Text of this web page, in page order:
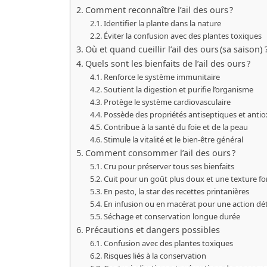
Comment reconnaître l’ail des ours ?
Identifier la plante dans la nature
Éviter la confusion avec des plantes toxiques
Où et quand cueillir l’ail des ours (sa saison)
Quels sont les bienfaits de l’ail des ours ?
Renforce le système immunitaire
Soutient la digestion et purifie l’organisme
Protège le système cardiovasculaire
Possède des propriétés antiseptiques et
Contribue à la santé du foie et de la peau
Stimule la vitalité et le bien-être général
Comment consommer l’ail des ours ?
Cru pour préserver tous ses bienfaits
Cuit pour un goût plus doux et une texture
En pesto, la star des recettes printanières
En infusion ou en macérat pour une action
Séchage et conservation longue durée
Précautions et dangers possibles
Confusion avec des plantes toxiques
Risques liés à la conservation